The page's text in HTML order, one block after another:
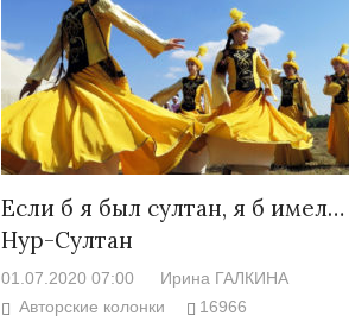
Если б я был султан, я б имел…
Нур-Султан
01.07.2020 07:00
Ирина ГАЛКИНА
Авторские колонки
16966